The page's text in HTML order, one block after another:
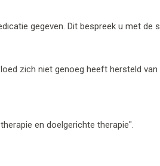
gegeven. Dit bespreek u met de
zich niet genoeg heeft hersteld van
en doelgerichte therapie".